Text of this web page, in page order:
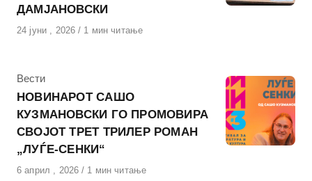
ДАМЈАНОВСКИ
Објавено
24 јуни , 2026 1 мин читање
КАтегорија
Вести
НОВИНАРОТ САШО
КУЗМАНОВСКИ ГО ПРОМОВИРА
СВОЈОТ ТРЕТ ТРИЛЕР РОМАН
„ЛУЃЕ-СЕНКИ“
Објавено
6 април , 2026 1 мин читање